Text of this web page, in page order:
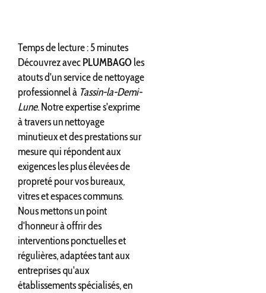
Temps de lecture : 5 minutes
Découvrez avecPLUMBAGOles
atouts d'un service de nettoyage
professionnel à Tassin-la-Demi-
Lune. Notre expertise s'exprime
à travers un nettoyage
minutieux et des prestations sur
mesure qui répondent aux
exigences les plus élevées de
propreté pour vos bureaux,
vitres et espaces communs.
Nous mettons un point
d'honneur à offrir des
interventions ponctuelles et
régulières, adaptées tant aux
entreprises qu'aux
établissements spécialisés, en